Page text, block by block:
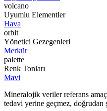
volcano
Uyumlu Elementler
Hava
orbit
Yönetici Gezegenleri
Merkür
palette
Renk Tonları
Mavi
Mineralojik veriler referans
tedavi yerine geçmez, doğrudan